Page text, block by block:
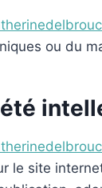
ou du
le site